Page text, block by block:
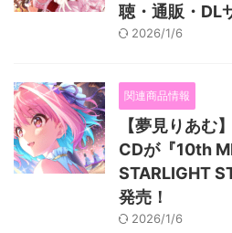
聴・通販・DL
2026/1/6
関連商品情報
【夢見りあむ
CDが『10th
STARLIGHT
発売！
2026/1/6